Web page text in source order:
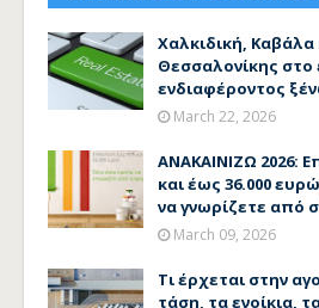
Χαλκιδική,
Θεσσαλονίκης στο
ενδιαφέροντος
March 22, 2026
ΑΝΑΚΑΙΝΙΖΩ 2026:
και έως 36.000
να γνωρίζετε από
March 09, 2026
Τι έρχεται στην
τάση, τα ενοίκια,